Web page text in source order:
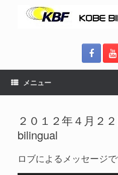
メニュー
２０１２年４月２
bilingual
ロブによるメッセージで